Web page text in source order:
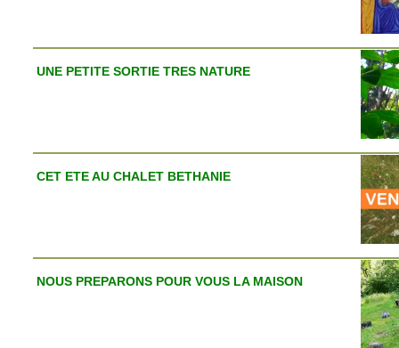
UNE PETITE SORTIE TRES NATURE
CET ETE AU CHALET BETHANIE
NOUS PREPARONS POUR VOUS LA MAISON